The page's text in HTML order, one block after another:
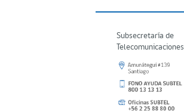
Subsecretaría de
Telecomunicaciones